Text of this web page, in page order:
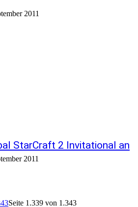
2011
StarCraft 2 Invitational an
2011
Seite 1.339 von 1.343